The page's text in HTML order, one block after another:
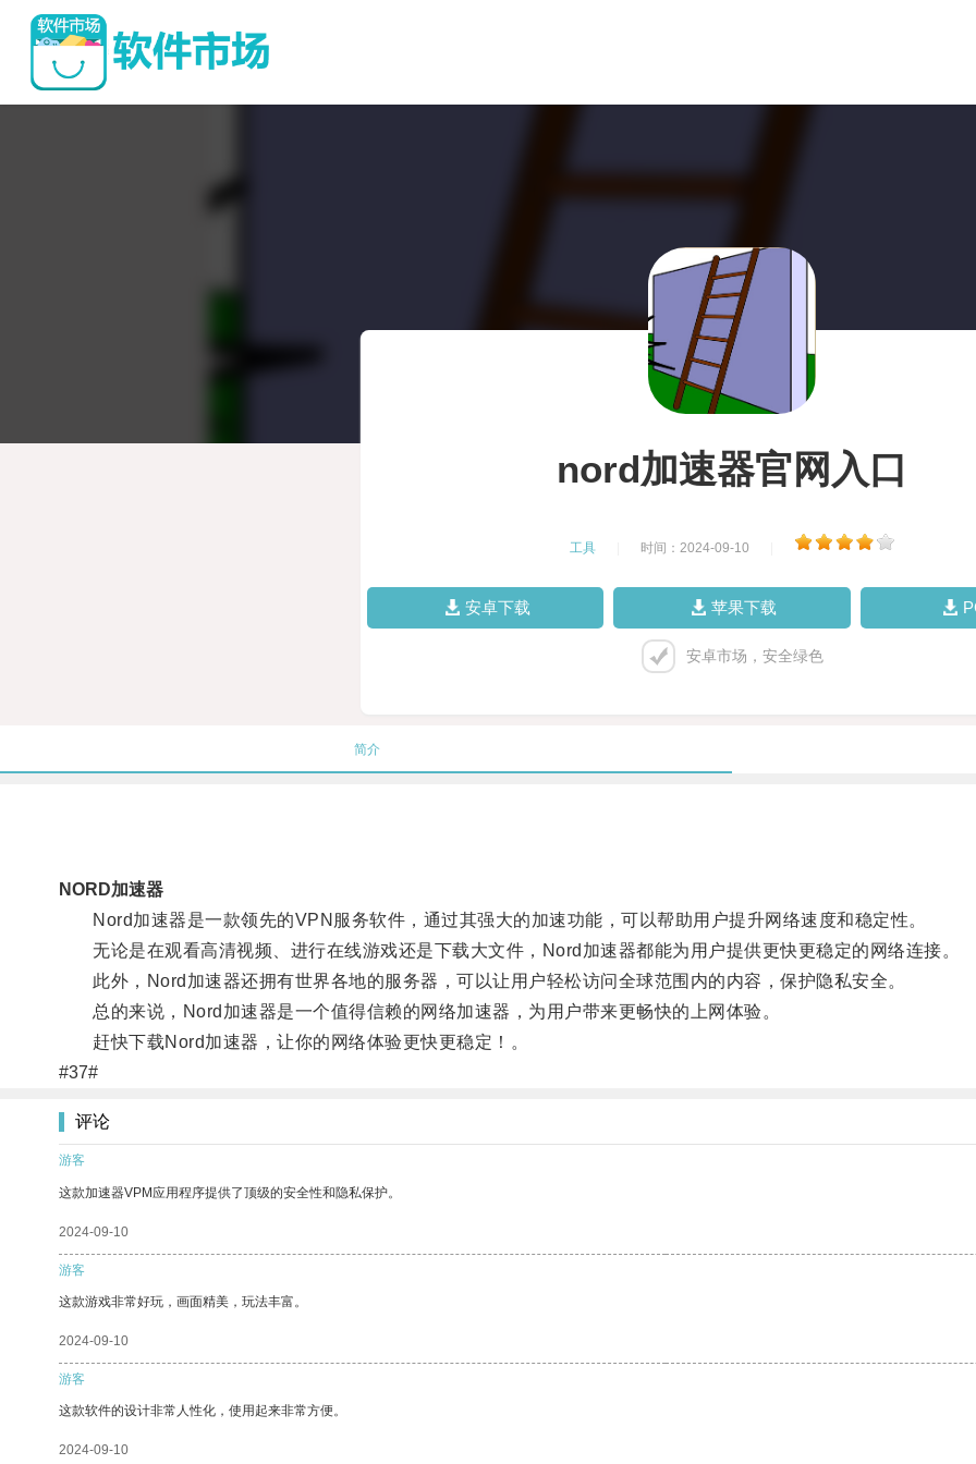
nord加速器官网入口
工具 时间：2024-09-10
安卓下载 苹果下载
安卓市场，安全绿色
简介
NORD加速器
Nord加速器是一款领先的VPN服务软件，通过其强大的加速功能，可以帮助用户提升网络速度和稳定性。
无论是在观看高清视频、进行在线游戏还是下载大文件，Nord加速器都能为用户提供更快更稳定的网络连接。
此外，Nord加速器还拥有世界各地的服务器，可以让用户轻松访问全球范围内的内容，保护隐私安全。
总的来说，Nord加速器是一个值得信赖的网络加速器，为用户带来更畅快的上网体验。
赶快下载Nord加速器，让你的网络体验更快更稳定！。
#37#
评论
游客
这款加速器VPM应用程序提供了顶级的安全性和隐私保护。
2024-09-10
游客
这款游戏非常好玩，画面精美，玩法丰富。
2024-09-10
游客
这款软件的设计非常人性化，使用起来非常方便。
2024-09-10